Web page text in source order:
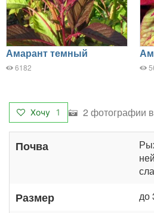
Амарант темный
6182
Хочу 1 2 фотографии
Почва
Размер до